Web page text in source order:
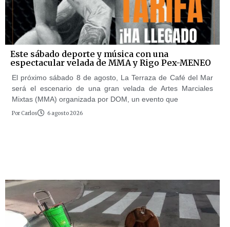
Este sábado deporte y música con una
espectacular velada de MMA y Rigo Pex-MENEO
El próximo sábado 8 de agosto, La Terraza de Café del Mar
será el escenario de una gran velada de Artes Marciales
Mixtas (MMA) organizada por DOM, un evento que
Por Carlos 6 agosto 2026